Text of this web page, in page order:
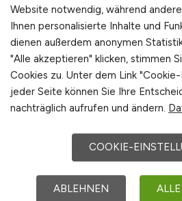
Für Arbeitnehmer
Stellenanzeigen schalten
Mediadaten & Konditionen
Arbeitgeber Seite
Arbeitgeber Kontakt
Karrierenetzwerk
Website notwendig, während
Ihnen personalisierte Inhalte und
dienen außerdem anonymen
"Alle akzeptieren" klicken, stimmen
Cookies zu. Unter dem Link
jeder Seite können Sie Ihre
nachträglich aufrufen und ändern.
COOKIE-
ABLEHNEN